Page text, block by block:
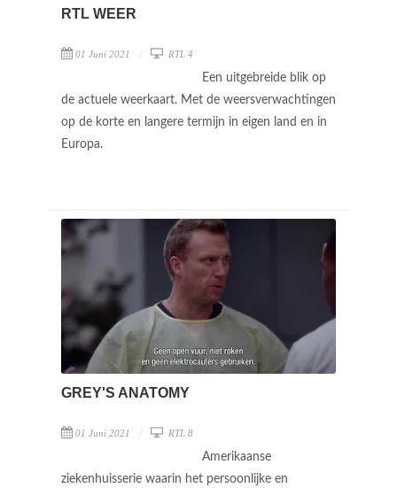
RTL WEER
01 Juni 2021 RTL 4
Een uitgebreide blik op
de actuele weerkaart. Met de weersverwachtingen
op de korte en langere termijn in eigen land en in
Europa.
GREY'S ANATOMY
01 Juni 2021 RTL 8
Amerikaanse
ziekenhuisserie waarin het persoonlijke en